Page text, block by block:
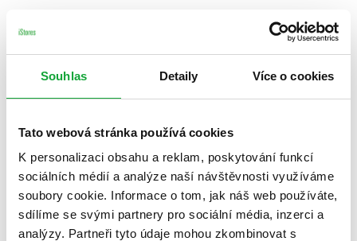
Souhlas Detaily Více o cookies
Tato webová stránka používá cookies
K personalizaci obsahu a reklam, poskytování funkcí
sociálních médií a analýze naší návštěvnosti využíváme
soubory cookie. Informace o tom, jak náš web používáte,
sdílíme se svými partnery pro sociální média, inzerci a
analýzy. Partneři tyto údaje mohou zkombinovat s